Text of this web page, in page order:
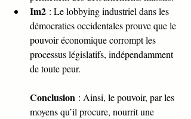
Im2 : Le lobbying industriel dans les
démocraties occidentales prouve que le
pouvoir économique corrompt les
processus législatifs, indépendamment
de toute peur.
Conclusion : Ainsi, le pouvoir, par les
moyens qu’il procure, nourrit une